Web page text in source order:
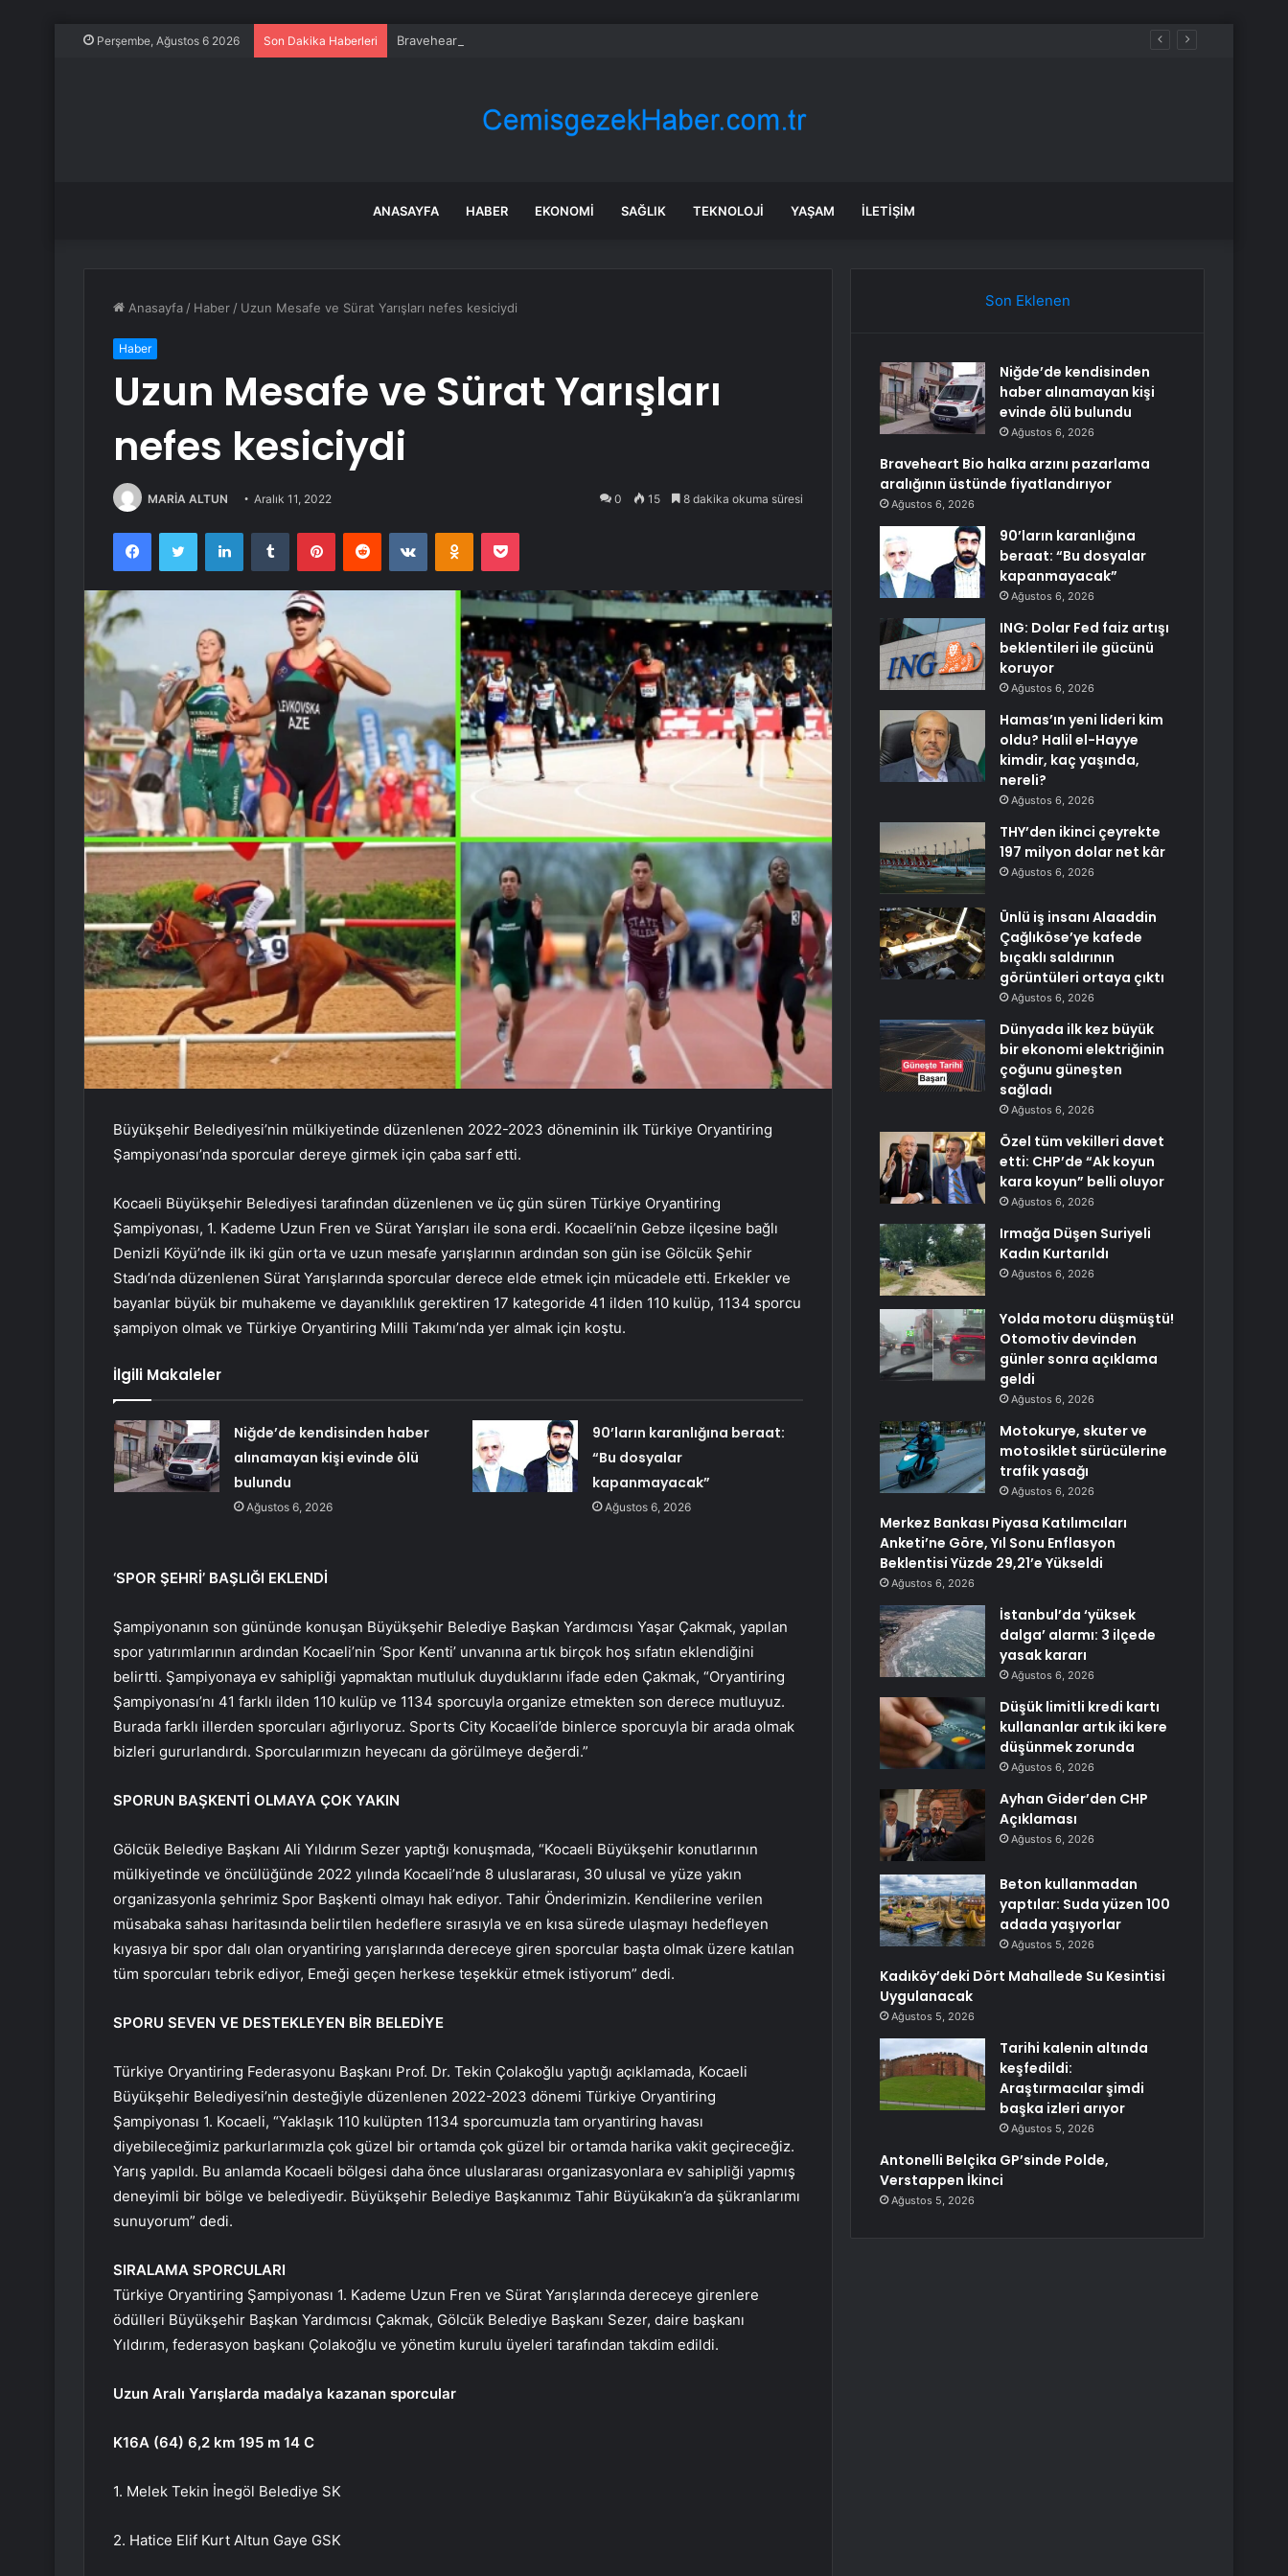
Perşembe, Ağustos 6 2026 Son Dakika Haberleri Braveheart Bio halka arzını pazarlama aralığının üstünde fiyatlandırıyor
ANASAYFA HABER EKONOMI SAĞLIK TEKNOLOJI YAŞAM İLETIŞIM
Anasayfa / Haber / Uzun Mesafe ve Sürat Yarışları nefes kesiciydi
Haber
Uzun Mesafe ve Sürat Yarışları
nefes kesiciydi
MARİA ALTUN Aralık 11, 2022 0 15 8 dakika okuma süresi
FacebookTwitter LinkedInTumblr PinterestReddit VKontakteOdnoklassniki
Pocket
Büyükşehir Belediyesi’nin mülkiyetinde düzenlenen 2022-2023 döneminin ilk Türkiye Oryantiring
Şampiyonası’nda sporcular dereye girmek için çaba sarf etti.
Kocaeli Büyükşehir Belediyesi tarafından düzenlenen ve üç gün süren Türkiye Oryantiring
Şampiyonası, 1. Kademe Uzun Fren ve Sürat Yarışları ile sona erdi. Kocaeli’nin Gebze ilçesine bağlı
Denizli Köyü’nde ilk iki gün orta ve uzun mesafe yarışlarının ardından son gün ise Gölcük Şehir
Stadı’nda düzenlenen Sürat Yarışlarında sporcular derece elde etmek için mücadele etti. Erkekler ve
bayanlar büyük bir muhakeme ve dayanıklılık gerektiren 17 kategoride 41 ilden 110 kulüp, 1134 sporcu
şampiyon olmak ve Türkiye Oryantiring Milli Takımı’nda yer almak için koştu.
İlgili Makaleler
Niğde’de kendisinden haber
alınamayan kişi evinde ölü
bulundu
Ağustos 6, 2026
90’ların karanlığına beraat:
“Bu dosyalar
kapanmayacak”
Ağustos 6, 2026
‘SPOR ŞEHRİ’ BAŞLIĞI EKLENDİ
Şampiyonanın son gününde konuşan Büyükşehir Belediye Başkan Yardımcısı Yaşar Çakmak, yapılan
spor yatırımlarının ardından Kocaeli’nin ‘Spor Kenti’ unvanına artık birçok hoş sıfatın eklendiğini
belirtti. Şampiyonaya ev sahipliği yapmaktan mutluluk duyduklarını ifade eden Çakmak, “Oryantiring
Şampiyonası’nı 41 farklı ilden 110 kulüp ve 1134 sporcuyla organize etmekten son derece mutluyuz.
Burada farklı illerden sporcuları ağırlıyoruz. Sports City Kocaeli’de binlerce sporcuyla bir arada olmak
bizleri gururlandırdı. Sporcularımızın heyecanı da görülmeye değerdi.”
SPORUN BAŞKENTİ OLMAYA ÇOK YAKIN
Gölcük Belediye Başkanı Ali Yıldırım Sezer yaptığı konuşmada, “Kocaeli Büyükşehir konutlarının
mülkiyetinde ve öncülüğünde 2022 yılında Kocaeli’nde 8 uluslararası, 30 ulusal ve yüze yakın
organizasyonla şehrimiz Spor Başkenti olmayı hak ediyor. Tahir Önderimizin. Kendilerine verilen
müsabaka sahası haritasında belirtilen hedeflere sırasıyla ve en kısa sürede ulaşmayı hedefleyen
kıyasıya bir spor dalı olan oryantiring yarışlarında dereceye giren sporcular başta olmak üzere katılan
tüm sporcuları tebrik ediyor, Emeği geçen herkese teşekkür etmek istiyorum” dedi.
SPORU SEVEN VE DESTEKLEYEN BİR BELEDİYE
Türkiye Oryantiring Federasyonu Başkanı Prof. Dr. Tekin Çolakoğlu yaptığı açıklamada, Kocaeli
Büyükşehir Belediyesi’nin desteğiyle düzenlenen 2022-2023 dönemi Türkiye Oryantiring
Şampiyonası 1. Kocaeli, “Yaklaşık 110 kulüpten 1134 sporcumuzla tam oryantiring havası
diyebileceğimiz parkurlarımızla çok güzel bir ortamda çok güzel bir ortamda harika vakit geçireceğiz.
Yarış yapıldı. Bu anlamda Kocaeli bölgesi daha önce uluslararası organizasyonlara ev sahipliği yapmış
deneyimli bir bölge ve belediyedir. Büyükşehir Belediye Başkanımız Tahir Büyükakın’a da şükranlarımı
sunuyorum” dedi.
SIRALAMA SPORCULARI
Türkiye Oryantiring Şampiyonası 1. Kademe Uzun Fren ve Sürat Yarışlarında dereceye girenlere
ödülleri Büyükşehir Başkan Yardımcısı Çakmak, Gölcük Belediye Başkanı Sezer, daire başkanı
Yıldırım, federasyon başkanı Çolakoğlu ve yönetim kurulu üyeleri tarafından takdim edildi.
Uzun Aralı Yarışlarda madalya kazanan sporcular
K16A (64) 6,2 km 195 m 14 C
1. Melek Tekin İnegöl Belediye SK
2. Hatice Elif Kurt Altun Gaye GSK
Son Eklenen
Niğde’de kendisinden
haber alınamayan kişi
evinde ölü bulundu
Ağustos 6, 2026
Braveheart Bio halka arzını pazarlama
aralığının üstünde fiyatlandırıyor
Ağustos 6, 2026
90’ların karanlığına
beraat: “Bu dosyalar
kapanmayacak”
Ağustos 6, 2026
ING: Dolar Fed faiz artışı
beklentileri ile gücünü
koruyor
Ağustos 6, 2026
Hamas’ın yeni lideri kim
oldu? Halil el-Hayye
kimdir, kaç yaşında,
nereli?
Ağustos 6, 2026
THY’den ikinci çeyrekte
197 milyon dolar net kâr
Ağustos 6, 2026
Ünlü iş insanı Alaaddin
Çağlıköse’ye kafede
bıçaklı saldırının
görüntüleri ortaya çıktı
Ağustos 6, 2026
Dünyada ilk kez büyük
bir ekonomi elektriğinin
çoğunu güneşten
sağladı
Ağustos 6, 2026
Özel tüm vekilleri davet
etti: CHP’de “Ak koyun
kara koyun” belli oluyor
Ağustos 6, 2026
Irmağa Düşen Suriyeli
Kadın Kurtarıldı
Ağustos 6, 2026
Yolda motoru düşmüştü!
Otomotiv devinden
günler sonra açıklama
geldi
Ağustos 6, 2026
Motokurye, skuter ve
motosiklet sürücülerine
trafik yasağı
Ağustos 6, 2026
Merkez Bankası Piyasa Katılımcıları
Anketi’ne Göre, Yıl Sonu Enflasyon
Beklentisi Yüzde 29,21’e Yükseldi
Ağustos 6, 2026
İstanbul’da ‘yüksek
dalga’ alarmı: 3 ilçede
yasak kararı
Ağustos 6, 2026
Düşük limitli kredi kartı
kullananlar artık iki kere
düşünmek zorunda
Ağustos 6, 2026
Ayhan Gider’den CHP
Açıklaması
Ağustos 6, 2026
Beton kullanmadan
yaptılar: Suda yüzen 100
adada yaşıyorlar
Ağustos 5, 2026
Kadıköy’deki Dört Mahallede Su Kesintisi
Uygulanacak
Ağustos 5, 2026
Tarihi kalenin altında
keşfedildi:
Araştırmacılar şimdi
başka izleri arıyor
Ağustos 5, 2026
Antonelli Belçika GP’sinde Polde,
Verstappen İkinci
Ağustos 5, 2026